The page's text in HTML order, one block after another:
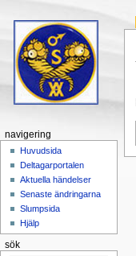
navigering
Huvudsida
Deltagarportalen
Aktuella händelser
Senaste ändringarna
Slumpsida
Hjälp
sök